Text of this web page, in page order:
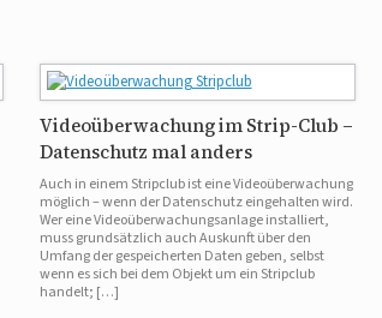
Videoüberwachung im Strip-Club –
Datenschutz mal anders
Auch in einem Stripclub ist eine Videoüberwachung
möglich – wenn der Datenschutz eingehalten wird.
Wer eine Videoüberwachungsanlage installiert,
muss grundsätzlich auch Auskunft über den
Umfang der gespeicherten Daten geben, selbst
wenn es sich bei dem Objekt um ein Stripclub
handelt; […]